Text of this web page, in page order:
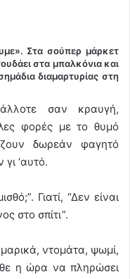
Στα σούπερ μάρκετ
στα μπαλκόνια και
διαμαρτυρίας στη
άλλοτε σαν κραυγή,
φορές με το θυμό
δωρεάν φαγητό
‘αυτό.
Γιατί, “Δεν είναι
στο σπίτι”.
ντομάτα, ψωμί,
η ώρα να πληρώσει